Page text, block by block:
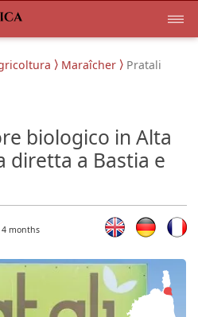
Maraîcher Pratali
biologico in Alta
diretta a Bastia e
4 months